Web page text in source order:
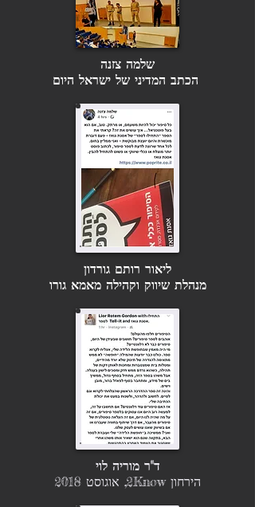
שלמה צזנה
הכתב המדיני של ישראל היום
ליאור רותם גורדון
מנהלת שיווק וקהילה מאמא גורו
ד"ר מוריה לוי
הירחון 2Know, אוגוסט 2018